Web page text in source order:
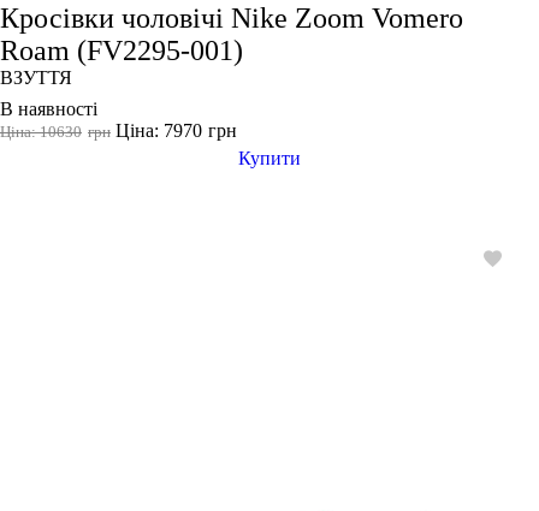
Кросівки чоловічі Nike Zoom Vomero
Roam (FV2295-001)
ВЗУТТЯ
В наявності
грн
Ціна: 10630 грн
Ціна: 7970
Купити